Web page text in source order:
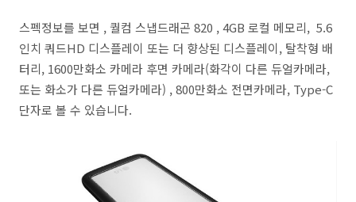
스펙정보를 보면 , 퀄컴 스냅드래곤 820 , 4GB 로컬 메모리, 5.6
인치 쿼드HD 디스플레이 또는 더 향상된 디스플레이, 탈착형 배
터리, 1600만화소 카메라 후면 카메라(화각이 다른 듀얼카메라,
또는 화소가 다른 듀얼카메라) , 800만화소 전면카메라, Type-C
단자로 볼 수 있습니다.